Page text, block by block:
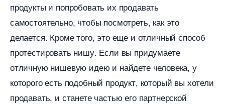
продукты и попробовать их продавать
самостоятельно, чтобы посмотреть, как это
делается. Кроме того, это еще и отличный спосо
протестировать нишу. Если вы придумаете
отличную нишевую идею и найдете человека, у
которого есть подобный продукт, который вы хотели
продавать, и станете частью его партнерской